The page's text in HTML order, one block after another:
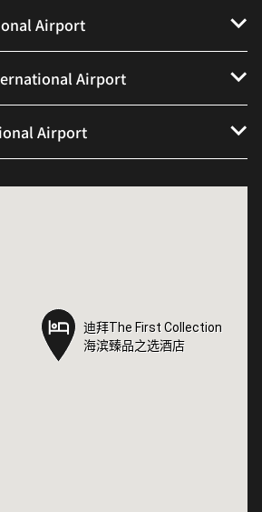
Airport
Airport
Airport
迪拜The First Collection
海滨臻品之选酒店
迪拜The First Collection
海滨臻品之选酒店